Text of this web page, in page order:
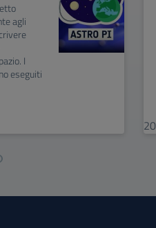
agli
I
eseguiti
20